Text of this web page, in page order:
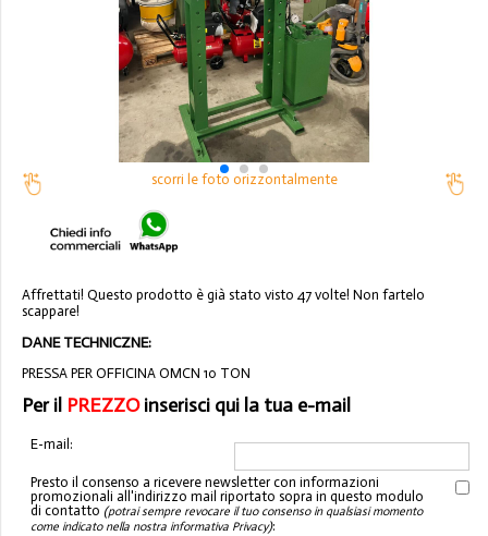
scorri le foto orizzontalmente
Affrettati! Questo prodotto è già stato visto 47 volte! Non fartelo
scappare!
DANE TECHNICZNE:
PRESSA PER OFFICINA OMCN 10 TON
Per il PREZZOinserisci qui la tua e-mail
E-mail:
Presto il consenso a ricevere newsletter con informazioni
promozionali all'indirizzo mail riportato sopra in questo modulo
di contatto (potrai sempre revocare il tuo consenso in qualsiasi momento
come indicato nella nostra informativa Privacy):